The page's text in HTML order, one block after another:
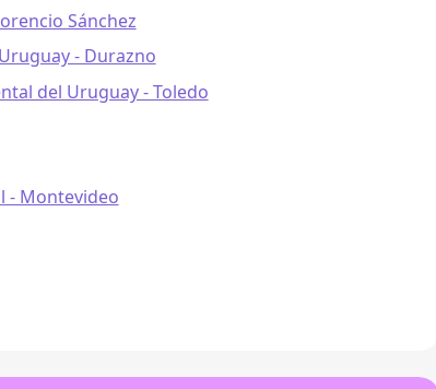
Sánchez
- Durazno
del Uruguay - Toledo
- Montevideo